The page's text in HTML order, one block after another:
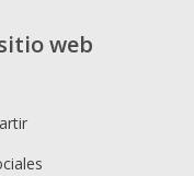
web